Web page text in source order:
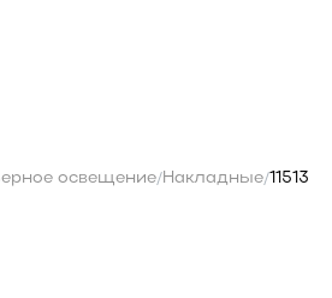
освещение/Накладные/11513